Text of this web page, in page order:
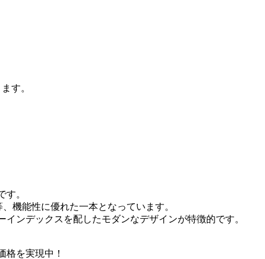
す。
。
機能性に優れた一本となっています。
ンデックスを配したモダンなデザインが特徴的です。
格を実現中！